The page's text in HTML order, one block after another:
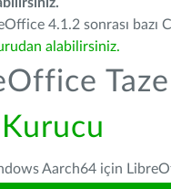
4.1.2 sonrası bazı
alabilirsiniz.
Aarch64 için